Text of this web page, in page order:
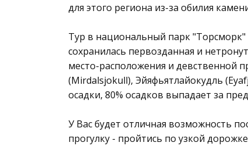
для этого региона из-за обилия
Тур в национальный парк
сохранилась первозданная и
место-расположения и девственной
(Mirdalsjokull), Эйяфьятлайокудль
осадки, 80% осадков выпадает за
У Вас будет отличная возможность
прогулку - пройтись по узкой